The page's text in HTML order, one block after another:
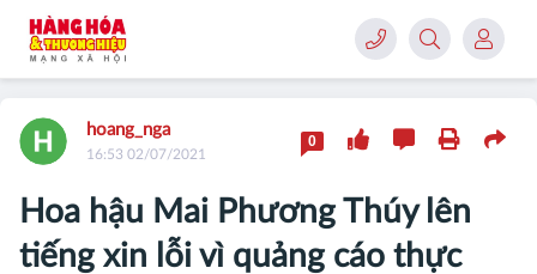
Hoa hậu Mai Phương Thúy lên
tiếng xin lỗi vì quảng cáo thực
hoang_nga
16:53 02/07/2021
0